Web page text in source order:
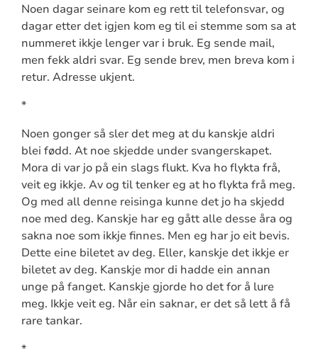
Noen dagar seinare kom eg rett til telefonsvar, og
dagar etter det igjen kom eg til ei stemme som sa at
nummeret ikkje lenger var i bruk. Eg sende mail,
men fekk aldri svar. Eg sende brev, men breva kom i
retur. Adresse ukjent.
*
Noen gonger så sler det meg at du kanskje aldri
blei fødd. At noe skjedde under svangerskapet.
Mora di var jo på ein slags flukt. Kva ho flykta frå,
veit eg ikkje. Av og til tenker eg at ho flykta frå meg.
Og med all denne reisinga kunne det jo ha skjedd
noe med deg. Kanskje har eg gått alle desse åra og
sakna noe som ikkje finnes. Men eg har jo eit bevis.
Dette eine biletet av deg. Eller, kanskje det ikkje er
biletet av deg. Kanskje mor di hadde ein annan
unge på fanget. Kanskje gjorde ho det for å lure
meg. Ikkje veit eg. Når ein saknar, er det så lett å få
rare tankar.